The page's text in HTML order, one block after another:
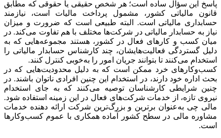
پاسخ این سؤال ساده است؛ هر شخص حقیقی یا حقوقی که مطابق
قانون مالیاتی کشور، مشمول پرداخت مالیات است، نیازمند
حسابداری مالیاتی است. البته طبیعی است که ضرورت و میزان
نیاز به حسابدار مالیاتی در شرکت‌ها مختلف با هم تفاوت می‌کند. در
میان کسب و کارهای فعال در کشور، هستند مجموعه‌هایی که به
دلیل گستردگی فعالیت‌هایشان، چند کارشناس حسابدار مالیاتی را
استخدام می‌کنند تا بتوانند جریان امور را به‌خوبی کنترل کنند.
کسب‌وکارهای خرد ممکن است که به دلیل محدودیت‌هایی که در
بحث اداره خود دارند، در استخدام این چنین افرادی ناتوان باشند. در
چنین شرایطی کارشناسان توصیه می‌کنند که به جای استخدام
نیروی تازه، از خدمات شرکت‌های فعال در این زمینه استفاده شود.
مالی چی به‌عنوان برترین و بزرگ‌ترین شرکت ارائه دهنده خدمات
مشاوره مالی در سطح کشور آماده همکاری با عموم کسب‌وکارها
است.